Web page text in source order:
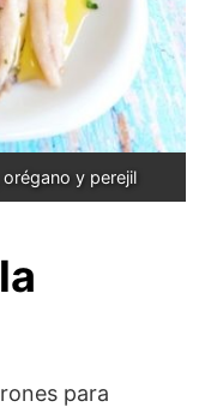
y perejil
para